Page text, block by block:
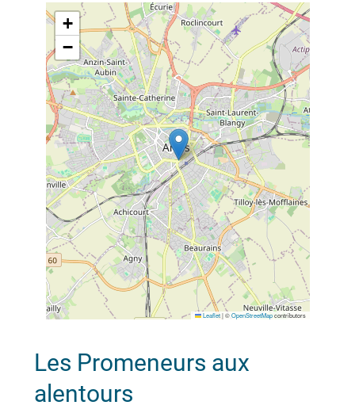
+
−
Leaflet |©OpenStreetMapcontributors
Les Promeneurs aux
alentours